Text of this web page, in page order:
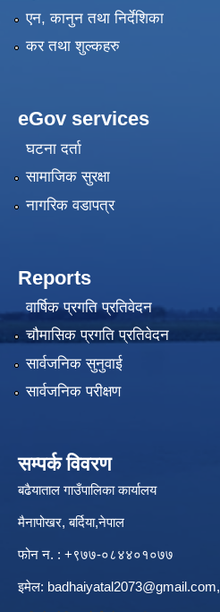
एन, कानुन तथा निर्देशिका
कर तथा शुल्कहरु
eGov services
घटना दर्ता
सामाजिक सुरक्षा
नागरिक वडापत्र
Reports
वार्षिक प्रगति प्रतिवेदन
चौमासिक प्रगति प्रतिवेदन
सार्वजनिक सुनुवाई
सार्वजनिक परीक्षण
सम्पर्क विवरण
बढैयाताल गाउँपालिका कार्यालय
मैनापोखर, बर्दिया,नेपाल
फोन न. : +९७७-०८४४०१०७७
इमेल: badhaiyatal2073@gmail.com,